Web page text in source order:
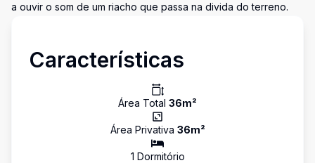
a ouvir o som de um riacho que passa na divida do terreno.
Características
Área Total 36m²
Área Privativa 36m²
1 Dormitório